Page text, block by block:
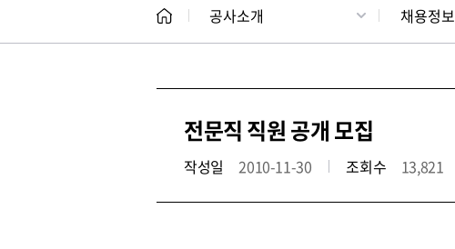
공사소개 채용정보
전문직 직원 공개 모집
작성일 2010-11-30 조회수 13,821